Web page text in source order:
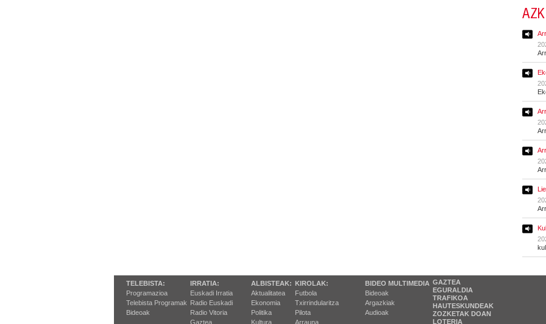
TELEBISTA:
Programazioa
Telebista Programak
Bideoak
IRRATIA:
Euskadi Irratia
Radio Euskadi
Radio Vitoria
Gaztea
ALBISTEAK:
Aktualitatea
Ekonomia
Politika
Kultura
KIROLAK:
Futbola
Txirrindularitza
Pilota
Arrauna
BIDEO MULTIMEDIA
Bideoak
Argazkiak
Audioak
GAZTEA
EGURALDIA
TRAFIKOA
HAUTESKUNDEAK
ZOZKETAK DOAN
LOTERIA